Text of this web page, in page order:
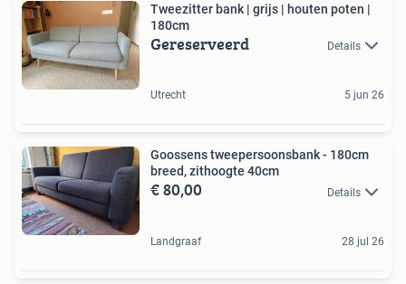
Tweezitter bank | grijs | houten poten |
180cm
Gereserveerd Details
Utrecht 5 jun 26
Goossens tweepersoonsbank - 180cm
breed, zithoogte 40cm
€ 80,00 Details
Landgraaf 28 jul 26